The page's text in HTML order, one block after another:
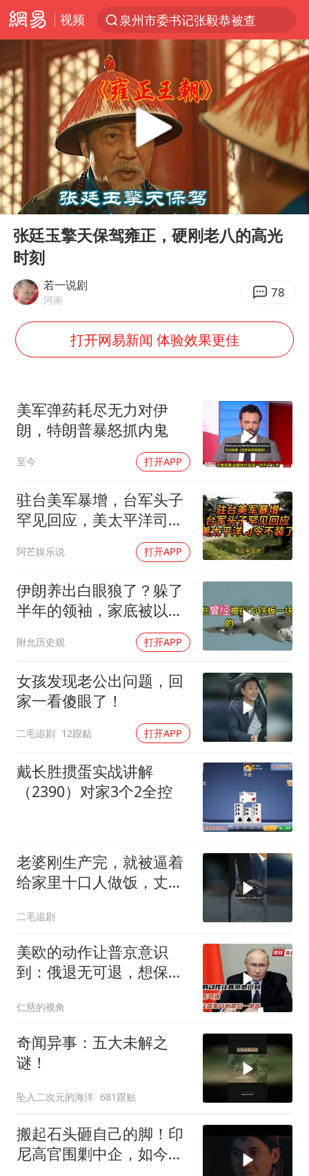
视频
泉州市委书记张毅恭被查
“电影+”如何激发千亿级消费新活力？
全球首个长时储能一体化产业园量产
台风白海豚已进入24小时警戒线
四川宜宾高县4.9级地震致1死
上海：台风白海豚或将带来龙卷风
秋天的第一杯奶茶到底有多火
38岁演员求职万岁山NPC成功
胡彦斌获《歌手2026》歌王
美股存储板块集体大跌
胜宏科技：股票交易异常波动
日本试射“战斧”导弹，国防部回应
夯实基础开新局
Play
00:00
张廷玉擎天保驾雍正，硬刚老八的高光
时刻
若一说剧
河南 78
打开网易新闻 体验效果更佳
美军弹药耗尽无力对伊
朗，特朗普暴怒抓内鬼
至今 打开APP
驻台美军暴增，台军头子
罕见回应，美太平洋司令
阿芒娱乐说 打开APP
伊朗养出白眼狼了？躲了
半年的领袖，家底被以色
附允历史观 打开APP
女孩发现老公出问题，回
家一看傻眼了！
二毛追剧 12跟贴 打开APP
戴长胜掼蛋实战讲解
（2390）对家3个2全控
老婆刚生产完，就被逼着
给家里十口人做饭，丈夫
二毛追剧
美欧的动作让普京意识
到：俄退无可退，想保住
仁慈的视角
奇闻异事：五大未解之
谜！
坠入二次元的海洋 681跟贴
搬起石头砸自己的脚！印
尼高官围剿中企，如今烂